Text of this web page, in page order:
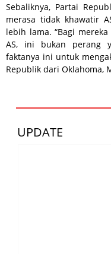
Sebaliknya, Partai
merasa tidak khawatir
lebih lama. “Bagi
AS, ini bukan perang
faktanya ini untuk
Republik dari Oklahoma,
UPDATE